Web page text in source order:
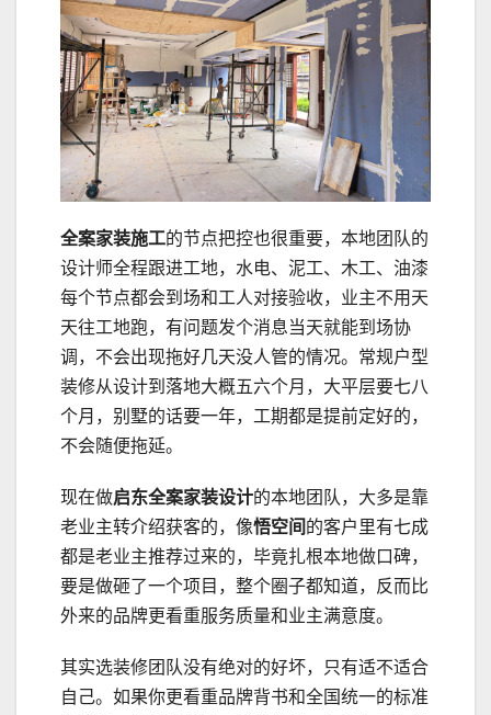
全案家装施工的节点把控也很重要，本地团队的
设计师全程跟进工地，水电、泥工、木工、油漆
每个节点都会到场和工人对接验收，业主不用天
天往工地跑，有问题发个消息当天就能到场协
调，不会出现拖好几天没人管的情况。常规户型
装修从设计到落地大概五六个月，大平层要七八
个月，别墅的话要一年，工期都是提前定好的，
不会随便拖延。
现在做启东全案家装设计的本地团队，大多是靠
老业主转介绍获客的，像悟空间 的客户里有七成
都是老业主推荐过来的，毕竟扎根本地做口碑，
要是做砸了一个项目，整个圈子都知道，反而比
外来的品牌更看重服务质量和业主满意度。
其实选装修团队没有绝对的好坏，只有适不适合
自己。如果你更看重品牌背书和全国统一的标准